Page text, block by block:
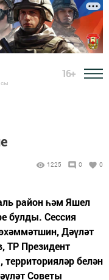
16+
1225 0 0
район һәм Яшел
булды. Сессия
Дәүләт
ТР Президент
белән
Советы